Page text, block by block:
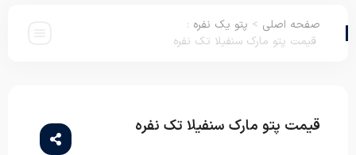
صفحه اصلی > پتو یک نفره :
قیمت پتو مارک سنفیلا تک نفره
قیمت پتو مارک سنفیلا تک نفره